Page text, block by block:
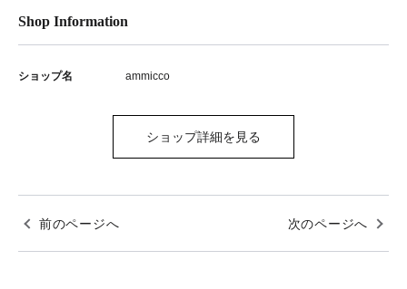
Shop Information
ショップ名 ammicco
ショップ詳細を見る
前のページへ 次のページへ